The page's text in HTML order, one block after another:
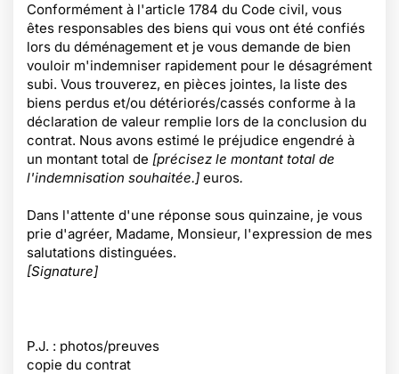
Conformément à l'article 1784 du Code civil, vous
êtes responsables des biens qui vous ont été confiés
lors du déménagement et je vous demande de bien
vouloir m'indemniser rapidement pour le désagrément
subi. Vous trouverez, en pièces jointes, la liste des
biens perdus et/ou détériorés/cassés conforme à la
déclaration de valeur remplie lors de la conclusion du
contrat. Nous avons estimé le préjudice engendré à
un montant total de [précisez le montant total de
l'indemnisation souhaitée.] euros.
Dans l'attente d'une réponse sous quinzaine, je vous
prie d'agréer, Madame, Monsieur, l'expression de mes
salutations distinguées.
[Signature]
P.J. : photos/preuves
copie du contrat